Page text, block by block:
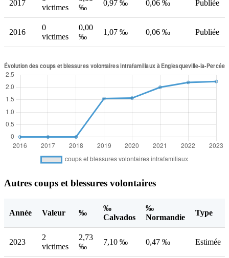
2017
victimes
‰
0,97 ‰ 0,06 ‰ Publiée
2016
0
victimes
0,00
‰
1,07 ‰ 0,06 ‰ Publiée
Autres coups et blessures volontaires
Année Valeur ‰
‰
Calvados
‰
Normandie
Type
2023
2
victimes
2,73
‰
7,10 ‰ 0,47 ‰ Estimée